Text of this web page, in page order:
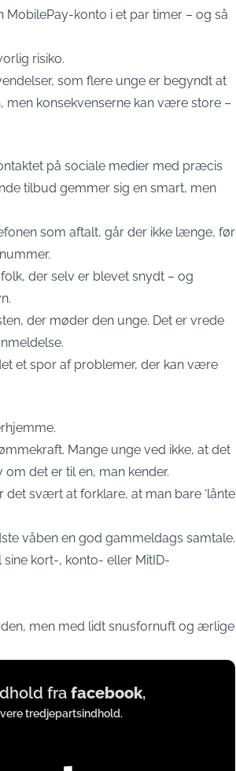
MobilePay-konto i et par timer – og så
risiko.
som flere unge er begyndt at
men konsekvenserne kan være store –
på sociale medier med præcis
tilbud gemmer sig en smart, men
som aftalt, går der ikke længe, før
der selv er blevet snydt – og
der møder den unge. Det er vrede
et spor af problemer, der kan være
Mange unge ved ikke, at det
det er til en, man kender.
svært at forklare, at man bare ‘lånte
våben en god gammeldags samtale.
kort-, konto- eller MitID-
men med lidt snusfornuft og ærlige
fra facebook,
tredjepartsindhold.